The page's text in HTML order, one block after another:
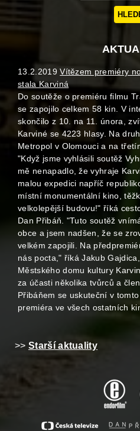
13.2.2019 Vítězem premiéry
stala Karviná
Do soutěže o premiéru filmu
se zapojilo celkem 58 kin. V
skončilo z 10. na 11. února,
Karviné se 4223 hlasy. Na
Metropol v Olomouci a na
"Když jsme vyhlásili soutěž
mě nenapadlo, že vyhraje
malou expedici napříč
místní monumentální kino,
velkolepější budovu!" říká
Dan Přibáň. "Tuto soutěž
obce a jsem nadšen, že se
velkém zapojili. Na
nás pocta," říká Jakub
Městského domu kultury
za účasti několika tvůrců a
Přibáňem se uskuteční v
premiéra ve všech ostatních
>> Starší aktuality